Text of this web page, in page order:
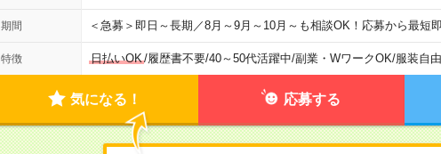
期間 ＜急募＞即日～長期／8月～9月～10月～も相談OK！応募から最短
特徴 日払いOK/履歴書不要/40～50代活躍中/副業・WワークOK/服装自由
気になる！ 応募する